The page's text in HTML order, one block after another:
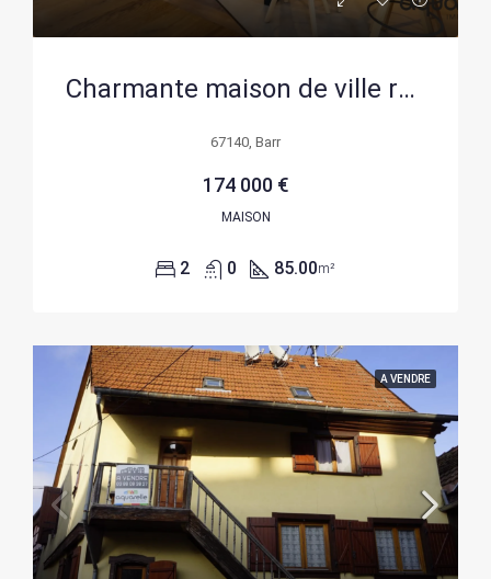
Charmante maison de ville rénovée avec garage à Barr
67140, Barr
174 000 €
MAISON
2 0 85.00m²
A VENDRE